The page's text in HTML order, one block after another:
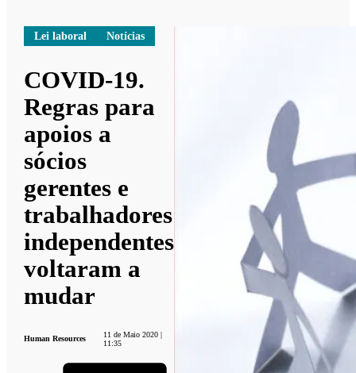
Lei laboral Notícias
COVID-19.
Regras para
apoios a
sócios
gerentes e
trabalhadores
independentes
voltaram a
mudar
Human Resources
11 de Maio 2020 |
11:35